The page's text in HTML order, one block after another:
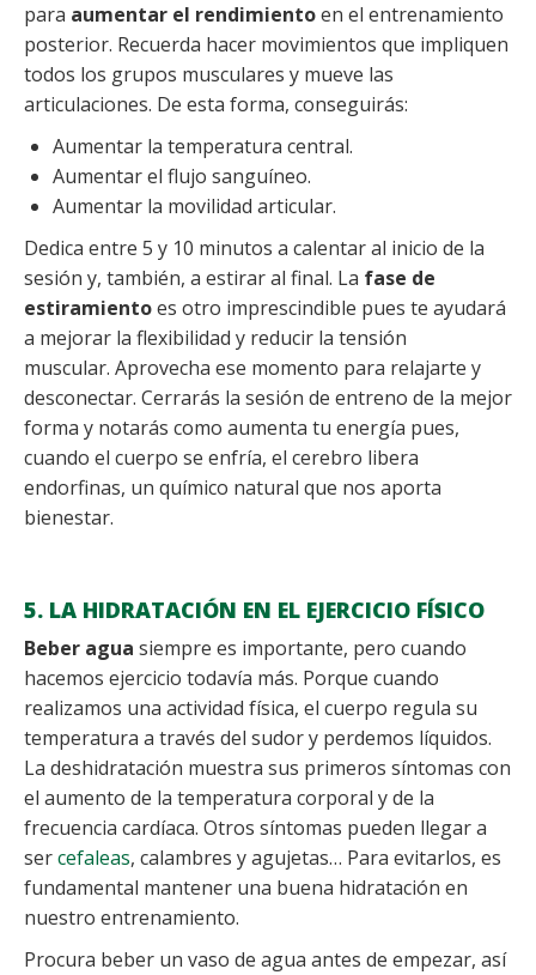
para aumentar el rendimientoen el entrenamiento
posterior. Recuerda hacer movimientos que impliquen
todos los grupos musculares y mueve las
articulaciones. De esta forma, conseguirás:
Aumentar la temperatura central.
Aumentar el flujo sanguíneo.
Aumentar la movilidad articular.
Dedica entre 5 y 10 minutos a calentar al inicio de la
sesión y, también, a estirar al final. La fase de
estiramientoes otro imprescindible pues te ayudará
a mejorar la flexibilidad y reducir la tensión
muscular. Aprovecha ese momento para relajarte y
desconectar. Cerrarás la sesión de entreno de la mejor
forma y notarás como aumenta tu energía pues,
cuando el cuerpo se enfría, el cerebro libera
endorfinas, un químico natural que nos aporta
bienestar.
5. LA HIDRATACIÓN EN EL EJERCICIO FÍSICO
Beber agua siempre es importante, pero cuando
hacemos ejercicio todavía más. Porque cuando
realizamos una actividad física, el cuerpo regula su
temperatura a través del sudor y perdemos líquidos.
La deshidratación muestra sus primeros síntomas con
el aumento de la temperatura corporal y de la
frecuencia cardíaca. Otros síntomas pueden llegar a
sercefaleas, calambres y agujetas… Para evitarlos, es
fundamental mantener una buena hidratación en
nuestro entrenamiento.
Procura beber un vaso de agua antes de empezar, así